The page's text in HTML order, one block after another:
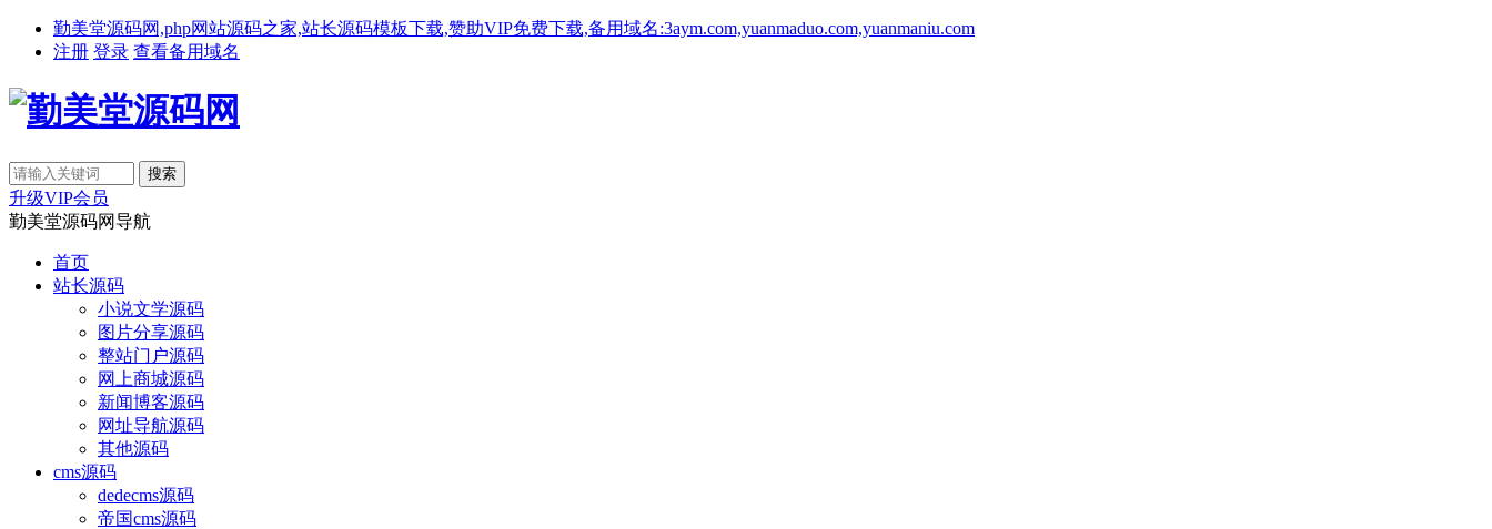
勤美堂源码网,php网站源码之家,站长源码模板下载,赞助VIP免费下载,备用域名:3aym.com,yuanmaduo.com,yuanmaniu.com
注册 登录 查看备用域名
升级VIP会员
勤美堂源码网导航
首页
站长源码
小说文学源码
图片分享源码
整站门户源码
网上商城源码
新闻博客源码
网址导航源码
其他源码
cms源码
dedecms源码
帝国cms源码